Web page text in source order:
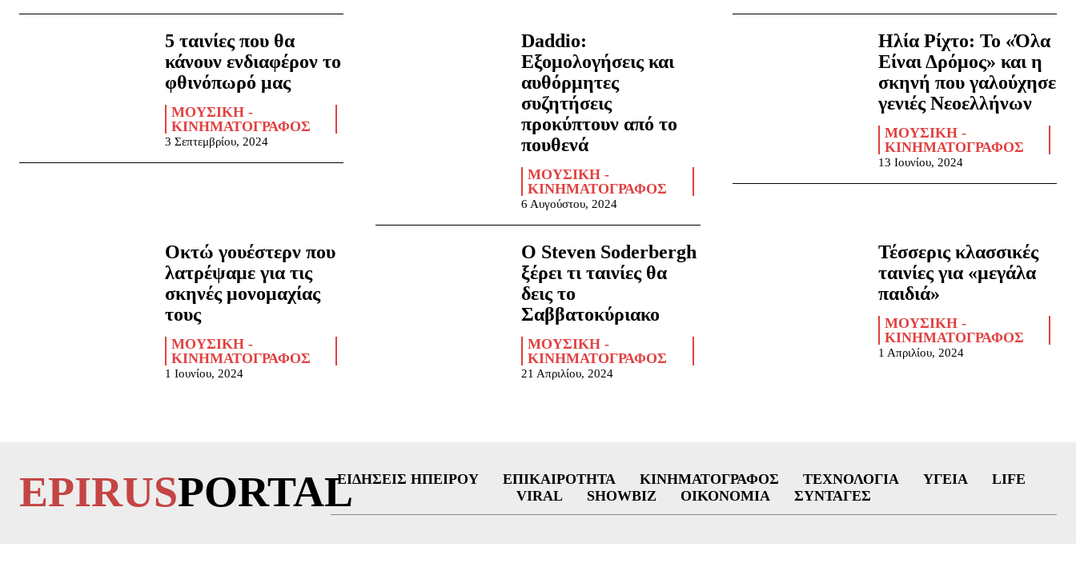
5 ταινίες που θα
κάνουν ενδιαφέρον το
φθινόπωρό μας
ΜΟΥΣΙΚΉ -
ΚΙΝΗΜΑΤΟΓΡΆΦΟΣ
3 Σεπτεμβρίου, 2024
Daddio:
Εξομολογήσεις και
αυθόρμητες
συζητήσεις
προκύπτουν από το
πουθενά
ΜΟΥΣΙΚΉ -
ΚΙΝΗΜΑΤΟΓΡΆΦΟΣ
6 Αυγούστου, 2024
Ηλία Ρίχτο: Το «Όλα
Είναι Δρόμος» και η
σκηνή που γαλούχησε
γενιές Νεοελλήνων
ΜΟΥΣΙΚΉ -
ΚΙΝΗΜΑΤΟΓΡΆΦΟΣ
13 Ιουνίου, 2024
Οκτώ γουέστερν που
λατρέψαμε για τις
σκηνές μονομαχίας
τους
ΜΟΥΣΙΚΉ -
ΚΙΝΗΜΑΤΟΓΡΆΦΟΣ
1 Ιουνίου, 2024
O Steven Soderbergh
ξέρει τι ταινίες θα
δεις το
Σαββατοκύριακο
ΜΟΥΣΙΚΉ -
ΚΙΝΗΜΑΤΟΓΡΆΦΟΣ
21 Απριλίου, 2024
Τέσσερις κλασσικές
ταινίες για «μεγάλα
παιδιά»
ΜΟΥΣΙΚΉ -
ΚΙΝΗΜΑΤΟΓΡΆΦΟΣ
1 Απριλίου, 2024
EPIRUSPORTALΕΙΔΉΣΕΙΣ ΗΠΕΊΡΟΥ ΕΠΙΚΑΙΡΌΤΗΤΑ ΚΙΝΗΜΑΤΟΓΡΆΦΟΣ ΤΕΧΝΟΛΟΓΊΑ ΥΓΕΊΑ
LIFE
VIRAL
SHOWBIZ ΟΙΚΟΝΟΜΊΑ ΣΥΝΤΑΓΈΣ